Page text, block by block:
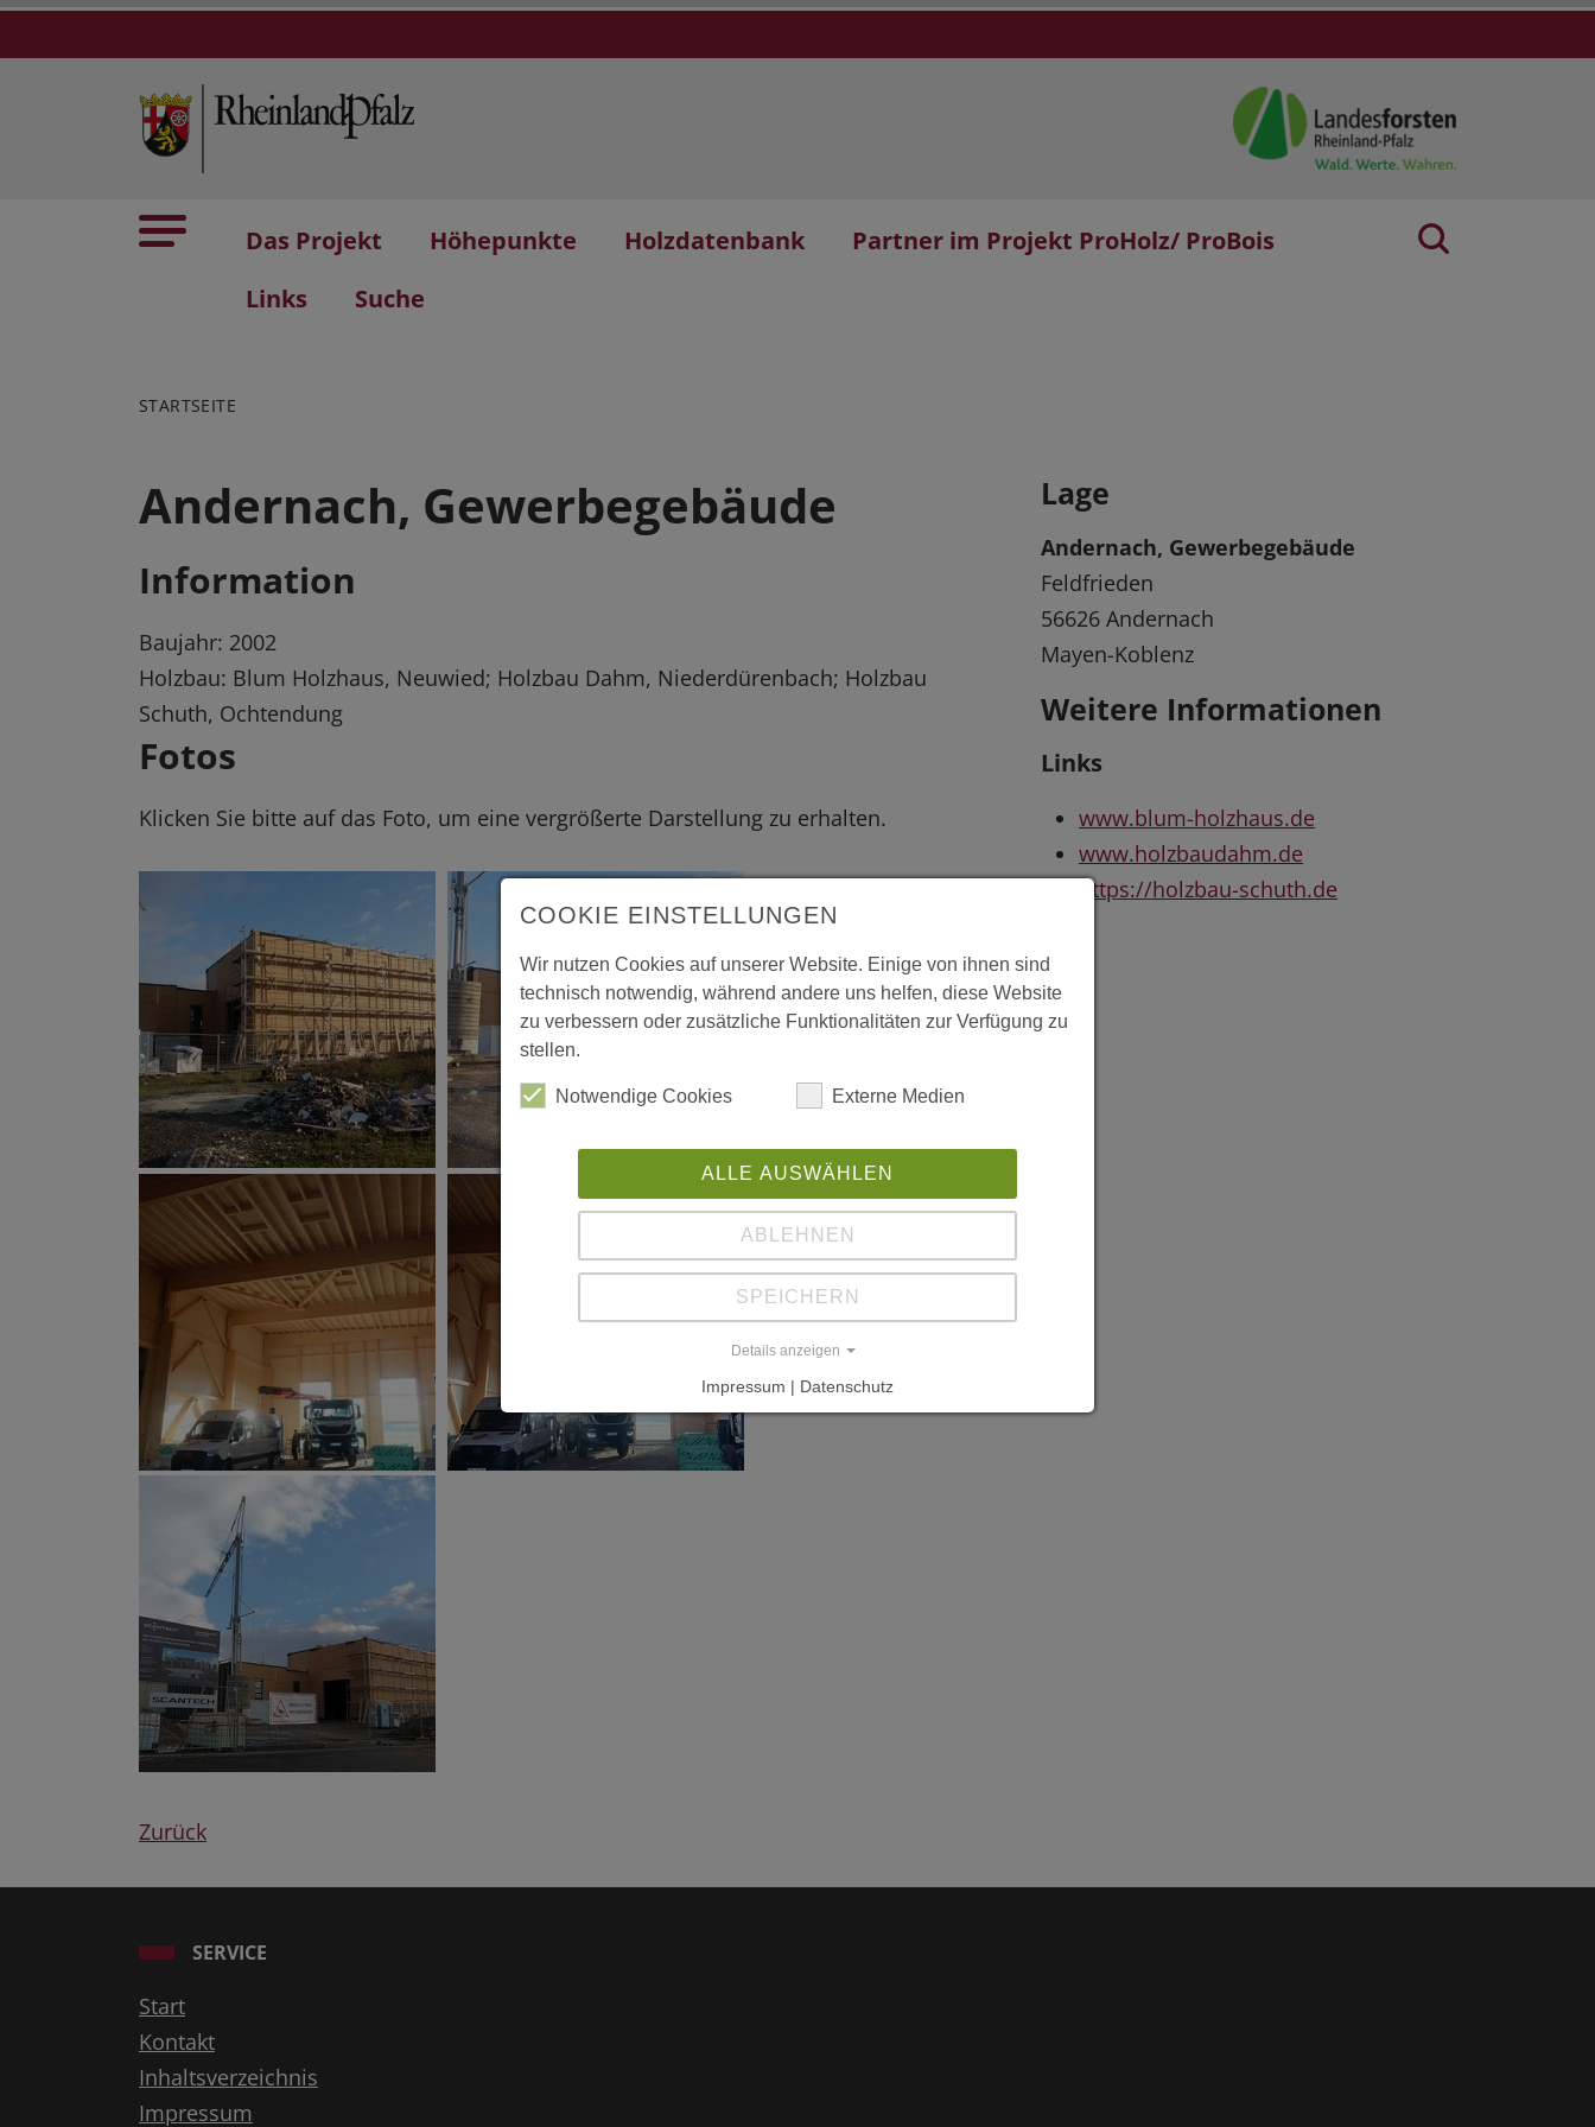
Das Projekt Höhepunkte Holzdatenbank
Partner im Projekt ProHolz/ ProBois
Links
Suche
STARTSEITE
Andernach, Gewerbegebäude
Information
Baujahr: 2002
Holzbau: Blum Holzhaus, Neuwied; Holzbau Dahm, Niederdürenbach; Holzbau
Schuth, Ochtendung
Fotos
Klicken Sie bitte auf das Foto, um eine vergrößerte Darstellung zu erhalten.
Zurück
Lage
Andernach, Gewerbegebäude
Feldfrieden
56626 Andernach
Mayen-Koblenz
Weitere Informationen
Links
www.blum-holzhaus.de
www.holzbaudahm.de
https://holzbau-schuth.de
SERVICE
Start
Kontakt
Inhaltsverzeichnis
Impressum
COOKIE EINSTELLUNGEN
Wir nutzen Cookies auf unserer Website. Einige von ihnen sind
technisch notwendig, während andere uns helfen, diese Website
zu verbessern oder zusätzliche Funktionalitäten zur Verfügung zu
stellen.
Notwendige Cookies Externe Medien
ALLE AUSWÄHLEN
ABLEHNEN
SPEICHERN
Details anzeigen
Impressum | Datenschutz